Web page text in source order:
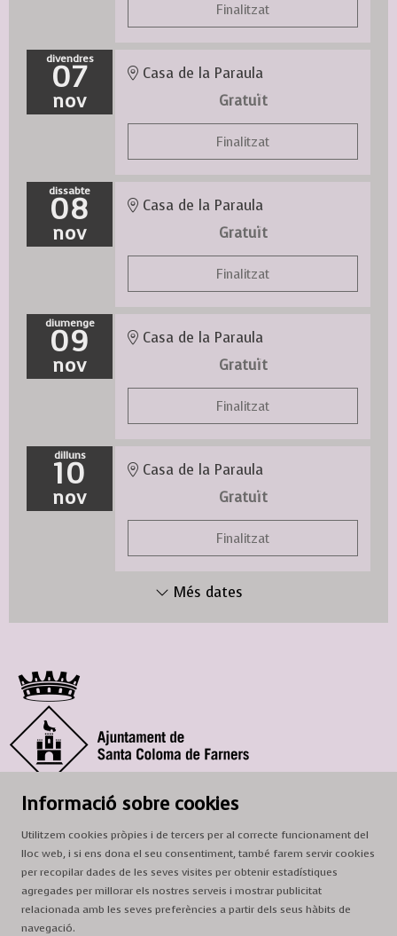
Finalitzat
divendres
07
nov
Casa de la Paraula
Gratuït
Finalitzat
dissabte
08
nov
Casa de la Paraula
Gratuït
Finalitzat
diumenge
09
nov
Casa de la Paraula
Gratuït
Finalitzat
dilluns
10
nov
Casa de la Paraula
Gratuït
Finalitzat
Més dates
© Ajuntament de Santa Coloma de Farners
Adreça: c. del Prat, 16, 17430 Santa Coloma de Farners
A/e:cultura@scf.cat
Sitemap
Informació sobre cookies
Utilitzem cookies pròpies i de tercers per al correcte funcionament del
lloc web, i si ens dona el seu consentiment, també farem servir cookies
per recopilar dades de les seves visites per obtenir estadístiques
agregades per millorar els nostres serveis i mostrar publicitat
relacionada amb les seves preferències a partir dels seus hàbits de
navegació.